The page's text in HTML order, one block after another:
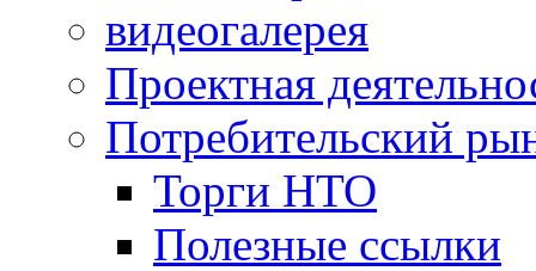
видеогалерея
Проектная
Потребительский
Торги НТО
Полезные ссылки